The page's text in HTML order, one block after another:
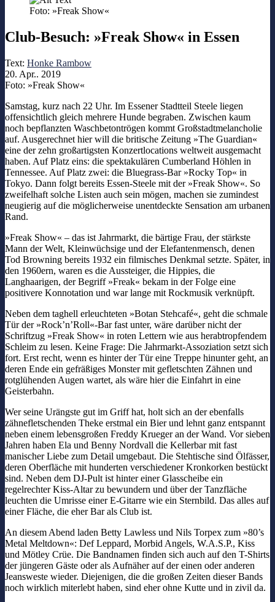
Foto: »Freak Show«
Club-Besuch: »Freak Show« in Essen
Text: Honke Rambow
20. Apr.. 2019
Foto: »Freak Show«
Samstag, kurz nach 22 Uhr. Im Essener Stadtteil Steele liegen
offensichtlich gleich mehrere Hunde begraben. Zwischen kaum
noch bepflanzten Waschbetontrögen kommt Großstadtmelancholie
auf. Ausgerechnet hier will die britische Zeitung »The Guardian«
eine der zehn großartigsten Konzertlocations weltweit ausgemacht
haben. Auf Platz eins: die spektakulären Cumberland Höhlen in
Tennessee. Auf Platz zwei: die Bluegrass-Bar »Rocky Top« in
Tokyo. Dann folgt bereits Essen-Steele mit der »Freak Show«. So
zweifelhaft solche Listen auch sein mögen, machen sie zumindest
neugierig auf die möglicherweise unentdeckte Sensation am urbanen
Rand.
»Freak Show« – das ist Jahrmarkt, die bärtige Frau, der stärkste
Mann der Welt, Kleinwüchsige und der Elefantenmensch, denen
Tod Browning bereits 1932 ein filmisches Denkmal setzte. Später, in
den 1960ern, waren es die Aussteiger, die Hippies, die
Langhaarigen, der Begriff »Freak« bekam in der Folge eine
positivere Konnotation und war lange mit Rockmusik verknüpft.
Neben dem taghell erleuchteten »Botan Stehcafé«, geht die schmale
Tür der »Rock’n’Roll«-Bar fast unter, wäre darüber nicht der
Schriftzug »Freak Show« in roten Lettern wie aus herabtropfendem
Schleim zu lesen. Keine Frage: Die Jahrmarkt-Assoziation setzt sich
fort. Erst recht, wenn es hinter der Tür eine Treppe hinunter geht, an
deren Ende ein gefräßiges Monster mit gefletschten Zähnen und
rotglühenden Augen wartet, als wäre hier die Einfahrt in eine
Geisterbahn.
Wer seine Urängste gut im Griff hat, holt sich an der ebenfalls
zähnefletschenden Theke erstmal ein Bier und lehnt ganz entspannt
neben einem lebensgroßen Freddy Krueger an der Wand. Vor sieben
Jahren haben Ela und Benny Nordvall die Kellerbar mit fast
manischer Liebe zum Detail umgebaut. Die Stehtische sind Ölfässer,
deren Oberfläche mit hunderten verschiedener Kronkorken bestückt
sind. Neben dem DJ-Pult ist hinter einer Glasscheibe ein
regelrechter Kiss-Altar zu bewundern und über der Tanzfläche
leuchten die Umrisse einer E-Gitarre wie ein Sternbild. Das alles auf
einer Fläche, die eher Bar als Club ist.
An diesem Abend laden Betty Lawless und Nils Torpex zum »80’s
Metal Meltdown«: Def Leppard, Morbid Angels, W.A.S.P., Kiss
und Mötley Crüe. Die Bandnamen finden sich auch auf den T-Shirts
der jüngeren Gäste oder als Aufnäher auf der einen oder anderen
Jeansweste wieder. Diejenigen, die die großen Zeiten dieser Bands
noch wirklich miterlebt haben, sind eher ohne Kutte und in zivil da.